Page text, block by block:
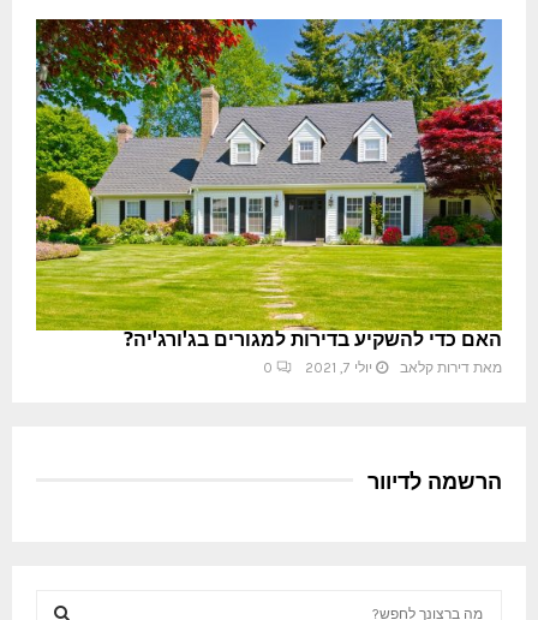
האם כדי להשקיע בדירות למגורים בג'ורג'יה?
מאת דירות קלאב יולי 7, 2021 0
הרשמה לדיוור